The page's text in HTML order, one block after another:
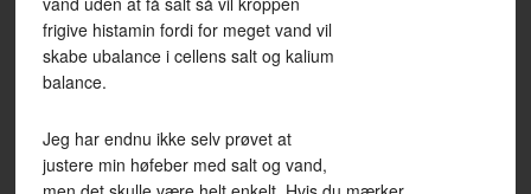
frigive histamin fordi for meget vand vil
skabe ubalance i cellens salt og kalium
balance.
Jeg har endnu ikke selv prøvet at
justere min høfeber med salt og vand,